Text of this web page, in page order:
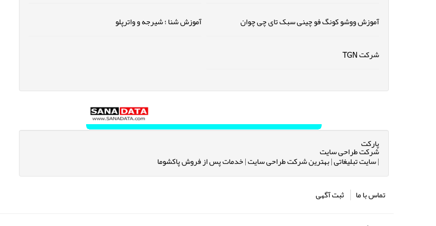
آموزش ووشو کونگ فو چینی سبک تای چی چوان آموزش شنا ؛ شیرجه و واترپلو
شرکت TGN
پارکت
شرکت طراحی سایت
|سایت تبلیغاتی|بهترین شرکت طراحی سایت|خدمات پس از فروش پاکشوما
تماس با ما ثبت آگهی